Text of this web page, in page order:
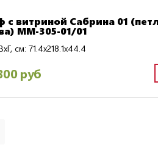
с витриной Сабрина 01
ММ-305-01/01
см: 71.4x218.1x44.4
руб